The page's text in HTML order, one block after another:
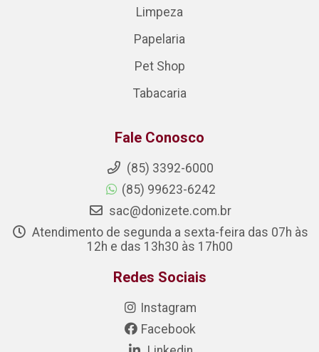
Limpeza
Papelaria
Pet Shop
Tabacaria
Fale Conosco
(85) 3392-6000
(85) 99623-6242
sac@donizete.com.br
Atendimento de segunda a sexta-feira das 07h às
12h e das 13h30 às 17h00
Redes Sociais
Instagram
Facebook